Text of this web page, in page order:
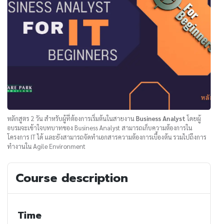
หลักสูตร 2 วัน สำหรับผู้ที่ต้องการเริ่มต้นในสายงาน Business Analyst โดยผู้
อบรมจะเข้าใจบทบาทของ Business Analyst สามารถเก็บความต้องการใน
โครงการ IT ได้ และยังสามารถจัดทำเอกสารความต้องการเบื้องต้น รวมไปถึงการ
ทำงานใน Agile Environment
Course description
Time